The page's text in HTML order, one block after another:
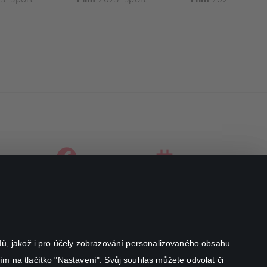
jakož i pro účely zobrazování personalizovaného obsahu.
na tlačítko "Nastavení". Svůj souhlas můžete odvolat či
facebookinstagram